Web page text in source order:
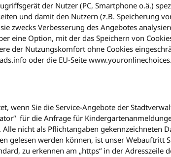
der Nutzer (PC, Smartphone o.ä.)
und damit den Nutzern (z.B. Speicherung
zwecks Verbesserung des Angebotes
eine Option, mit der das Speichern von
der Nutzungskomfort ohne Cookies
oder die EU-Seite
wenn Sie die Service-Angebote der
für die Anfrage für
nicht als Pflichtangaben gekennzeichneten
werden können, ist unser Webauftritt
zu erkennen am „https“ in der Adresszeile